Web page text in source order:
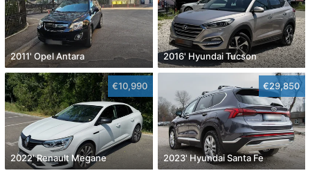
2011' Opel Antara 2016' Hyundai Tucson
€10,990
2022' Renault Megane
€29,850
2023' Hyundai Santa Fe